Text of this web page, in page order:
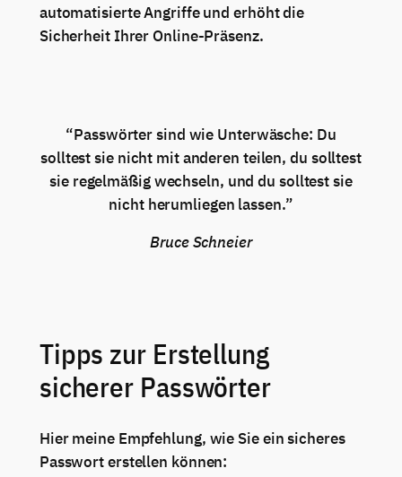
automatisierte Angriffe und erhöht die
Sicherheit Ihrer Online-Präsenz.
“Passwörter sind wie Unterwäsche: Du
solltest sie nicht mit anderen teilen, du solltest
sie regelmäßig wechseln, und du solltest sie
nicht herumliegen lassen.”
Bruce Schneier
Tipps zur Erstellung
sicherer Passwörter
Hier meine Empfehlung, wie Sie ein sicheres
Passwort erstellen können: